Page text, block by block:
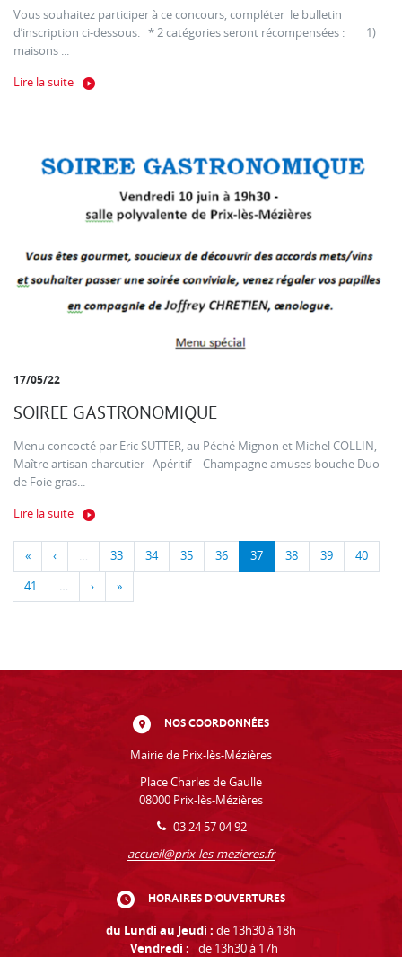
Vous souhaitez participer à ce concours, compléter le bulletin
d’inscription ci-dessous. * 2 catégories seront récompensées : 1)
maisons ...
Lire la suite
17/05/22
SOIREE GASTRONOMIQUE
Menu concocté par Eric SUTTER, au Péché Mignon et Michel COLLIN,
Maître artisan charcutier Apéritif – Champagne amuses bouche Duo
de Foie gras...
Lire la suite
« ‹ … 33 34 35 36 37 38 39 40
41 … › »
NOS COORDONNÉES
Mairie de Prix-lès-Mézières
Place Charles de Gaulle
08000 Prix-lès-Mézières
03 24 57 04 92
accueil@prix-les-mezieres.fr
HORAIRES D'OUVERTURES
du Lundi au Jeudi : de 13h30 à 18h
Vendredi :
de 13h30 à 17h